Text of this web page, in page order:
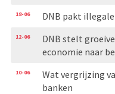
18-06 DNB pakt
12-06
DNB stelt
economie naar
10-06
Wat vergrijzing
banken